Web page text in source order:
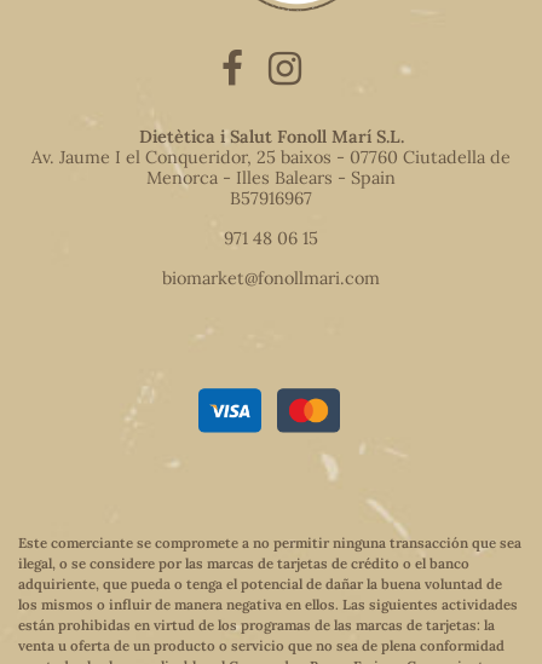
Dietètica i Salut Fonoll Marí S.L.
Av. Jaume I el Conqueridor, 25 baixos - 07760 Ciutadella de
Menorca - Illes Balears - Spain
B57916967
971 48 06 15
biomarket@fonollmari.com
Este comerciante se compromete a no permitir ninguna transacción que sea
ilegal, o se considere por las marcas de tarjetas de crédito o el banco
adquiriente, que pueda o tenga el potencial de dañar la buena voluntad de
los mismos o influir de manera negativa en ellos. Las siguientes actividades
están prohibidas en virtud de los programas de las marcas de tarjetas: la
venta u oferta de un producto o servicio que no sea de plena conformidad